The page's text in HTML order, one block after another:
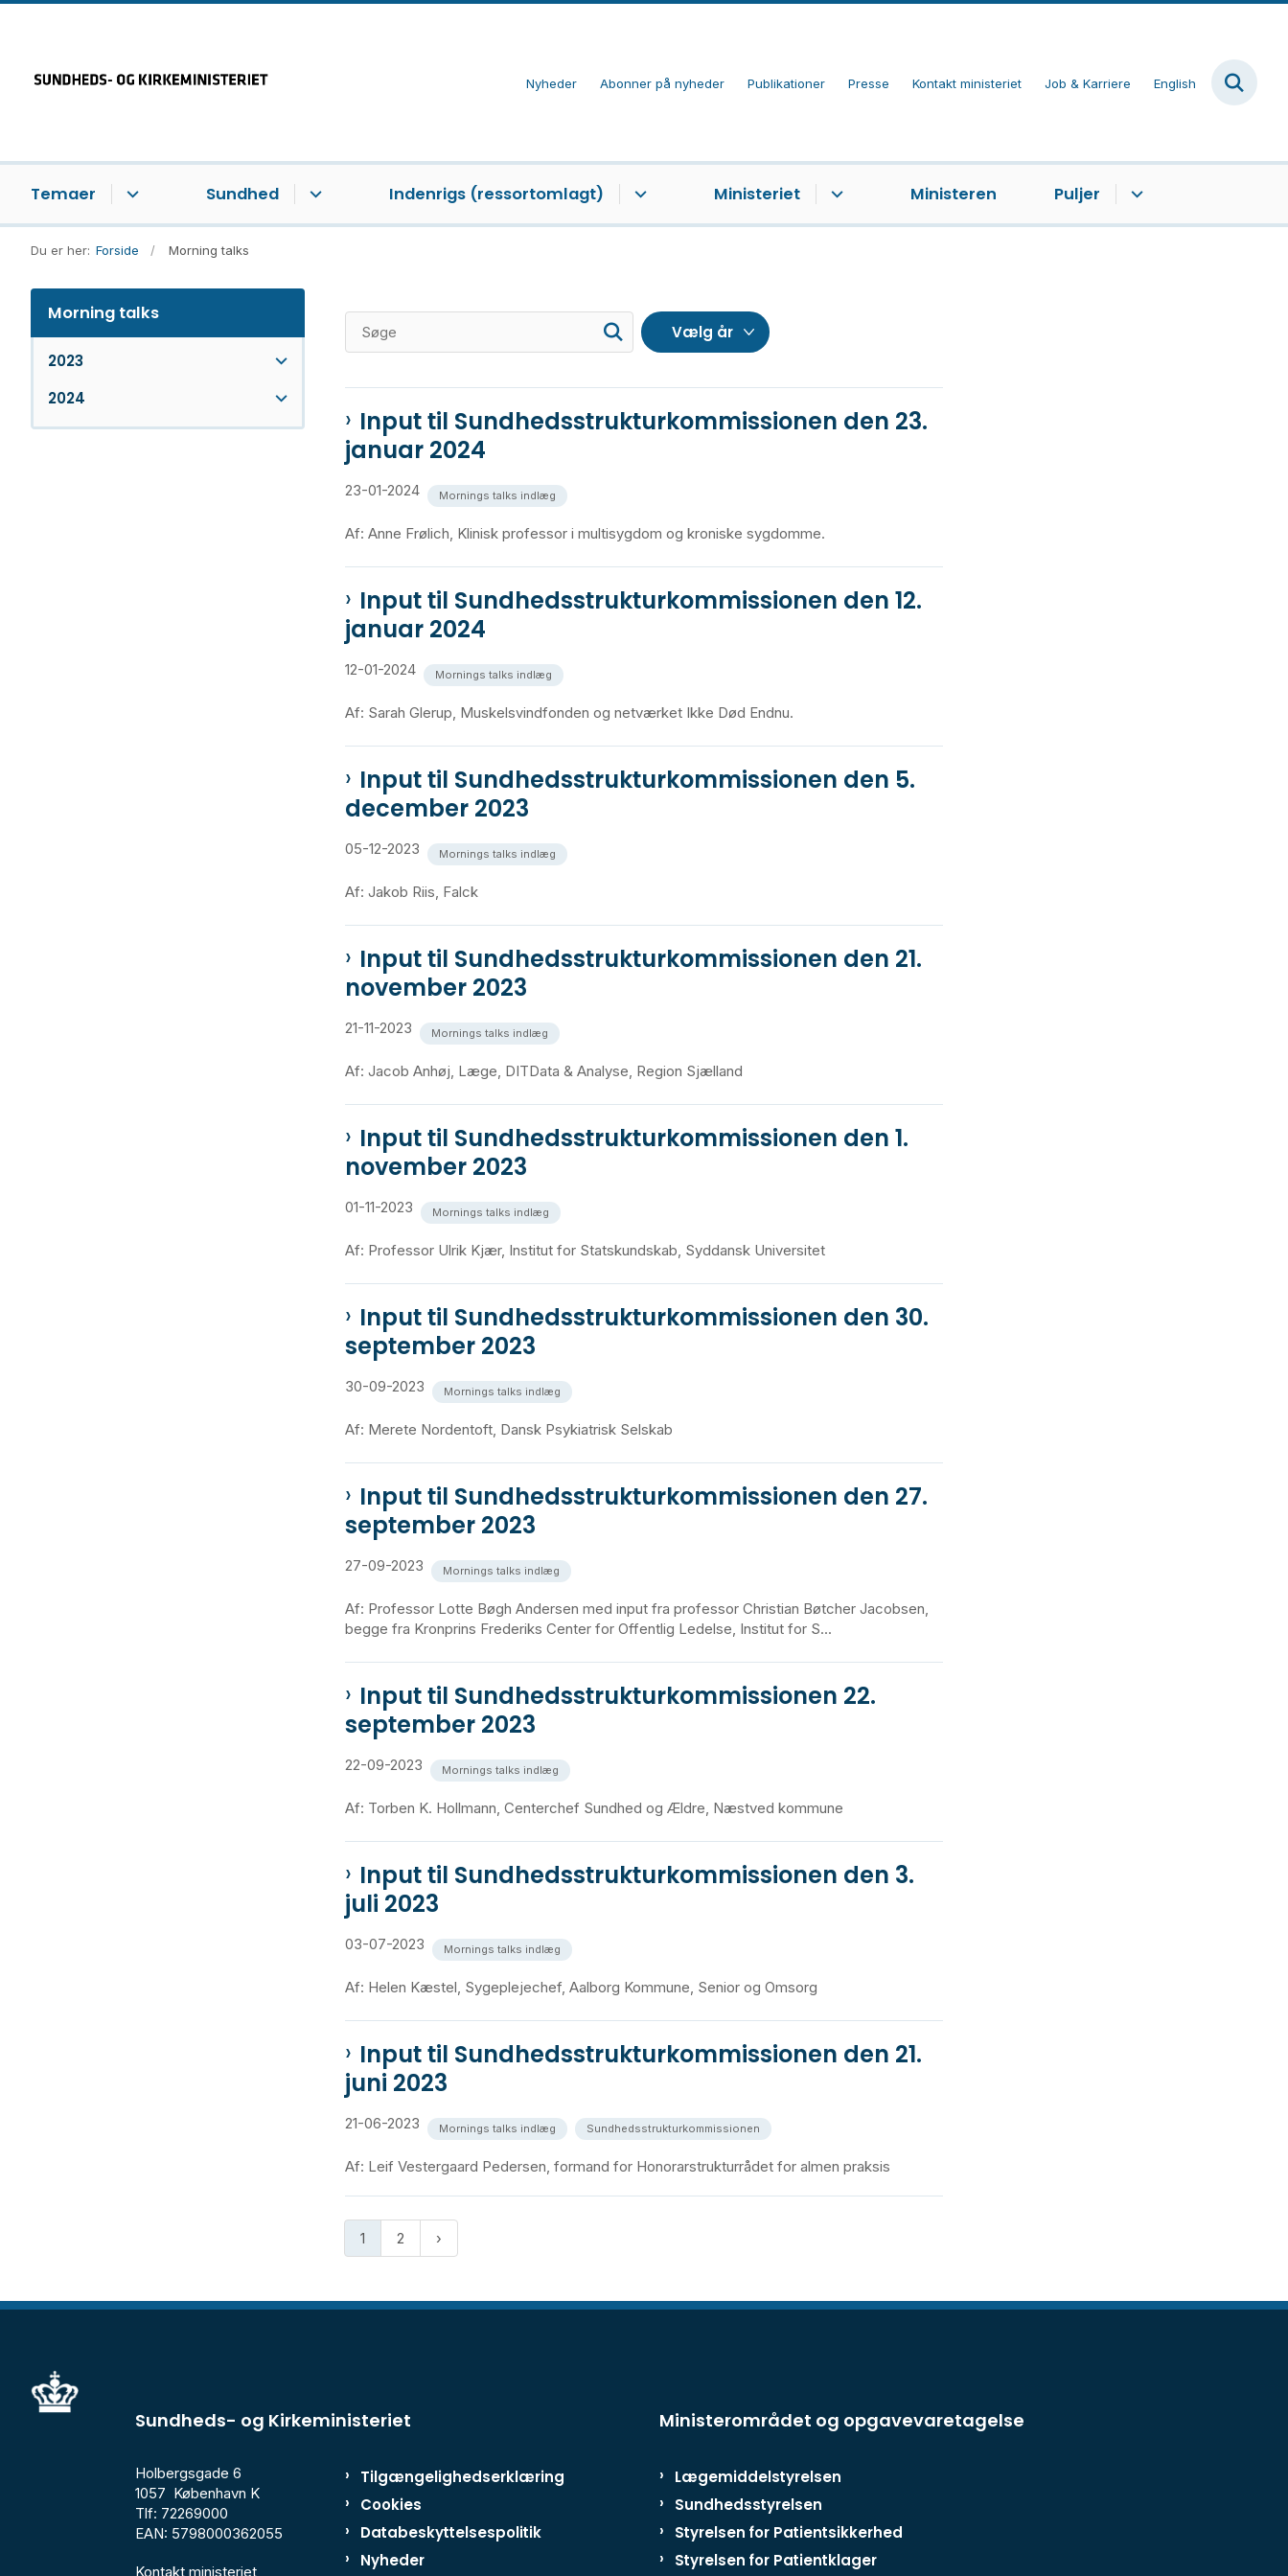
Nyheder Abonner på nyheder Publikationer Presse Kontakt ministeriet Job & Karriere English
Temaer Sundhed Indenrigs (ressortomlagt) Ministeriet Ministeren Puljer
Du er her: Forside Morning talks
Morning talks
2023
2024
Input til Sundhedsstrukturkommissionen den 23.
januar 2024
23-01-2024 Mornings talks indlæg
Af: Anne Frølich, Klinisk professor i multisygdom og kroniske sygdomme.
Input til Sundhedsstrukturkommissionen den 12.
januar 2024
12-01-2024 Mornings talks indlæg
Af: Sarah Glerup, Muskelsvindfonden og netværket Ikke Død Endnu.
Input til Sundhedsstrukturkommissionen den 5.
december 2023
05-12-2023 Mornings talks indlæg
Af: Jakob Riis, Falck
Input til Sundhedsstrukturkommissionen den 21.
november 2023
21-11-2023 Mornings talks indlæg
Af: Jacob Anhøj, Læge, DITData & Analyse, Region Sjælland
Input til Sundhedsstrukturkommissionen den 1.
november 2023
01-11-2023 Mornings talks indlæg
Af: Professor Ulrik Kjær, Institut for Statskundskab, Syddansk Universitet
Input til Sundhedsstrukturkommissionen den 30.
september 2023
30-09-2023 Mornings talks indlæg
Af: Merete Nordentoft, Dansk Psykiatrisk Selskab
Input til Sundhedsstrukturkommissionen den 27.
september 2023
27-09-2023 Mornings talks indlæg
Af: Professor Lotte Bøgh Andersen med input fra professor Christian Bøtcher Jacobsen,
begge fra Kronprins Frederiks Center for Offentlig Ledelse, Institut for S...
Input til Sundhedsstrukturkommissionen 22.
september 2023
22-09-2023 Mornings talks indlæg
Af: Torben K. Hollmann, Centerchef Sundhed og Ældre, Næstved kommune
Input til Sundhedsstrukturkommissionen den 3.
juli 2023
03-07-2023 Mornings talks indlæg
Af: Helen Kæstel, Sygeplejechef, Aalborg Kommune, Senior og Omsorg
Input til Sundhedsstrukturkommissionen den 21.
juni 2023
21-06-2023 Mornings talks indlæg Sundhedsstrukturkommissionen
Af: Leif Vestergaard Pedersen, formand for Honorarstrukturrådet for almen praksis
1 2
Sundheds- og Kirkeministeriet Ministerområdet og opgavevaretagelse
Holbergsgade 6
1057 København K
Tlf: 72269000
EAN: 5798000362055
Kontakt ministeriet
Tilgængelighedserklæring
Cookies
Databeskyttelsespolitik
Nyheder
Lægemiddelstyrelsen
Sundhedsstyrelsen
Styrelsen for Patientsikkerhed
Styrelsen for Patientklager